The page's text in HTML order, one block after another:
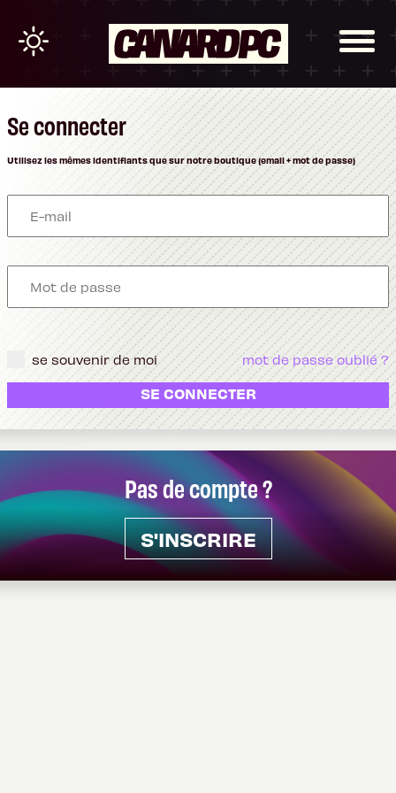
Pas de compte ?
S'INSCRIRE
Se connecter
Utilisez les mêmes identifiants que sur notre boutique (email + mot de passe)
se souvenir de moi mot de passe oublié ?
SE CONNECTER